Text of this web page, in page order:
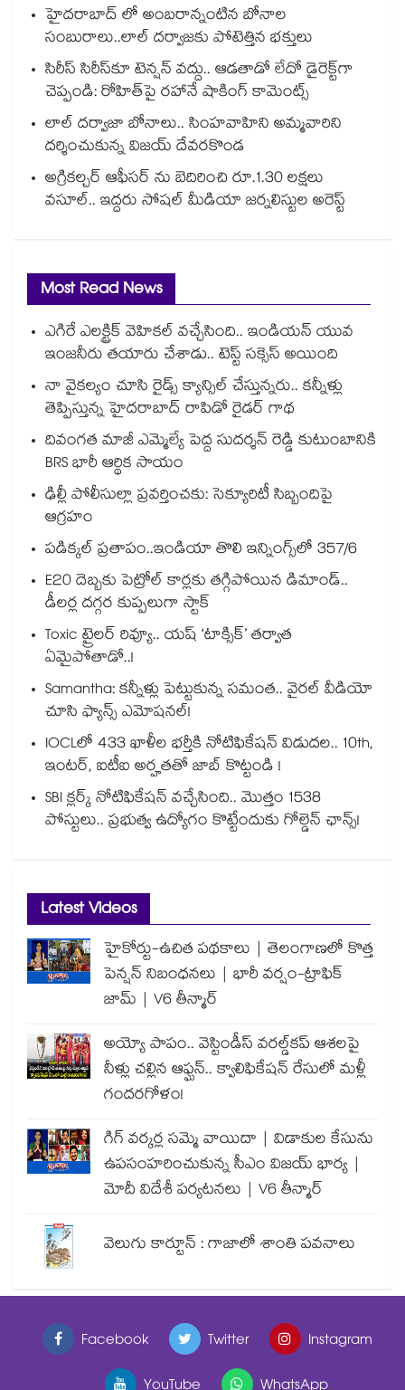
హైదరాబాద్ లో అంబరాన్నంటిన బోనాల
సంబురాలు..లాల్ దర్వాజకు పోటెత్తిన భక్తులు
సిరీస్ సిరీస్‌కూ టెన్షన్ వద్దు.. ఆడతాడో లేదో డైరెక్ట్‌గా
చెప్పండి: రోహిత్‌పై రహానే షాకింగ్ కామెంట్స్
లాల్ దర్వాజా బోనాలు.. సింహవాహిని అమ్మవారిని
దర్శించుకున్న విజయ్ దేవరకొండ
అగ్రికల్చర్ ఆఫీసర్‌‌‌‌ ను బెదిరించి రూ.1.30 లక్షలు
వసూల్‌‌.. ఇద్దరు సోషల్ మీడియా జర్నలిస్టుల అరెస్ట్
Most Read News
ఎగిరే ఎలక్ట్రిక్ వెహికల్ వచ్చేసింది.. ఇండియన్ యువ
ఇంజనీరు తయారు చేశాడు.. టెస్ట్ సక్సెస్ అయింది
నా వైకల్యం చూసి రైడ్స్ క్యాన్సిల్ చేస్తున్నరు.. కన్నీళ్లు
తెప్పిస్తున్న హైదరాబాద్ రాపిడో రైడర్ గాథ
దివంగత మాజీ ఎమ్మెల్యే పెద్ద సుదర్శన్ రెడ్డి కుటుంబానికి
BRS భారీ ఆర్థిక సాయం
ఢిల్లీ పోలీసుల్లా ప్రవర్తించకు: సెక్యూరిటీ సిబ్బందిపై
ఆగ్రహం
పడిక్కల్‌‌ ప్రతాపం..ఇండియా తొలి ఇన్నింగ్స్‌‌లో 357/6
E20 దెబ్బకు పెట్రోల్ కార్లకు తగ్గిపోయిన డిమాండ్..
డీలర్ల దగ్గర కుప్పలుగా స్టాక్
Toxic ట్రైలర్ రివ్యూ.. యష్ ‘టాక్సిక్’ తర్వాత
ఏమైపోతాడో..!
Samantha: కన్నీళ్లు పెట్టుకున్న సమంత.. వైరల్ వీడియో
చూసి ఫ్యాన్స్ ఎమోషనల్!
IOCLలో 433 ఖాళీల భర్తీకి నోటిఫికేషన్ విడుదల.. 10th,
ఇంటర్, ఐటీఐ అర్హతతో జాబ్ కొట్టండి !
SBI క్లర్క్ నోటిఫికేషన్ వచ్చేసింది.. మొత్తం 1538
పోస్టులు.. ప్రభుత్వ ఉద్యోగం కొట్టేందుకు గోల్డెన్ ఛాన్స్!
Latest Videos
హైకోర్టు-ఉచిత పథకాలు | తెలంగాణలో కొత్త
పెన్షన్ నిబంధనలు | భారీ వర్షం-ట్రాఫిక్
జామ్ | V6 తీన్మార్
అయ్యో పాపం.. వెస్టిండీస్ వరల్డ్‌కప్ ఆశలపై
నీళ్లు చల్లిన ఆఫ్ఘన్.. క్వాలిఫికేషన్ రేసులో మళ్లీ
గందరగోళం!
గిగ్ వర్కర్ల సమ్మె వాయిదా | విడాకుల కేసును
ఉపసంహరించుకున్న సీఎం విజయ్ భార్య |
మోదీ విదేశీ పర్యటనలు | V6 తీన్మార్
వెలుగు కార్టూన్ : గాజాలో శాంతి పవనాలు
Facebook Twitter
Instagram